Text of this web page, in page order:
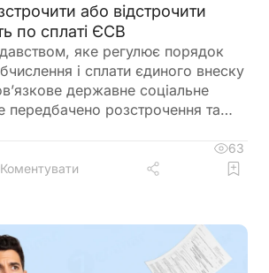
або відстрочити
по сплаті ЄСВ
яке регулює порядок
і сплати єдиного внеску
державне соціальне
передбачено розстрочення та
63
Коментувати